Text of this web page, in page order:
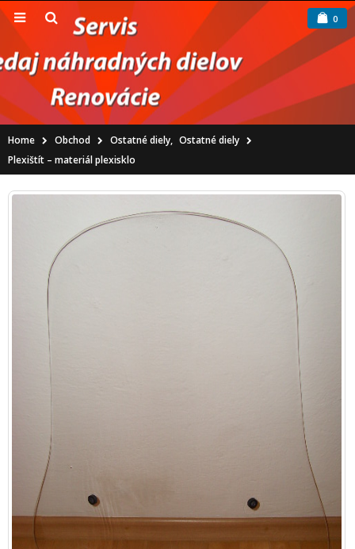
0
Home Obchod Ostatné diely, Ostatné diely
Plexištít – materiál plexisklo